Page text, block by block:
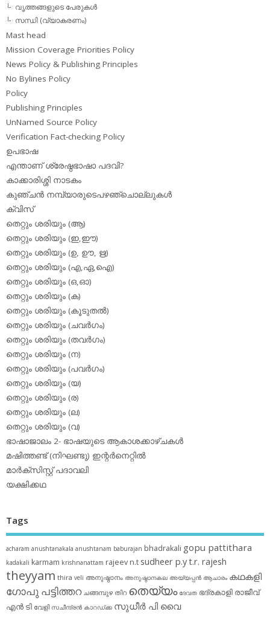
വൃത്തങ്ങളുടെ പേരുകള്‍
സന്ധി (വ്യാകരണം)
Mast head
Mission Coverage Priorities Policy
News Policy & Publishing Principles
No Bylines Policy
Policy
Publishing Principles
UnNamed Source Policy
Verification Fact-checking Policy
ഉപഭാഷ
എന്താണ് ശ്രേഷ്ഠഭാഷാ പദവി?
കാക്കാരിശ്ശി നാടകം
കുഞ്ചന്‍ നമ്പ്യാരുടെപഴഞ്ചൊല്ലുകള്‍
ക്വിസ്
തെറ്റും ശരിയും (ആ)
തെറ്റും ശരിയും (ഇ,ഈ)
തെറ്റും ശരിയും (ഉ, ഊ, ഋ)
തെറ്റും ശരിയും (എ,ഏ,ഐ)
തെറ്റും ശരിയും (ഒ,ഓ)
തെറ്റും ശരിയും (ക)
തെറ്റും ശരിയും (കൂടുതല്‍)
തെറ്റും ശരിയും (ചവര്‍ഗം)
തെറ്റും ശരിയും (തവര്‍ഗം)
തെറ്റും ശരിയും (ന)
തെറ്റും ശരിയും (പവര്‍ഗം)
തെറ്റും ശരിയും (യ)
തെറ്റും ശരിയും (ര)
തെറ്റും ശരിയും (ല)
തെറ്റും ശരിയും (വ)
ഭാഷാജാലം 2- ഭാഷയുടെ ആകാശക്കാഴ്ചകള്‍
മഷിത്തണ്ട് (നിഘണ്ടു) ഇന്റര്‍നെറ്റില്‍
മാര്‍ക്‌സിസ്റ്റ് പദാവലി
യക്ഷിക്കഥ
Tags
acharam anushtanakala anushtanam baburajan bhadrakali gopu pattithara
kadakali karmam krishnanattam rajeev n.t sudheer p.yt.r. rajesh
theyyam thira veli അനുഷ്ഠാനം അനുഷ്ഠാനകല അയ്യപ്പന്‍ ആചാരം കഥകളി
ഗോപു പട്ടിത്തറ ചങ്ങമ്പുഴ തിറ തെയ്യം ദേവത ഭദ്രകാളി രാജീവ്
എൻ ടി വേളി സചീന്ദ്രന്‍ കാറഡ്ക്ക സുധീര്‍ പി വൈ